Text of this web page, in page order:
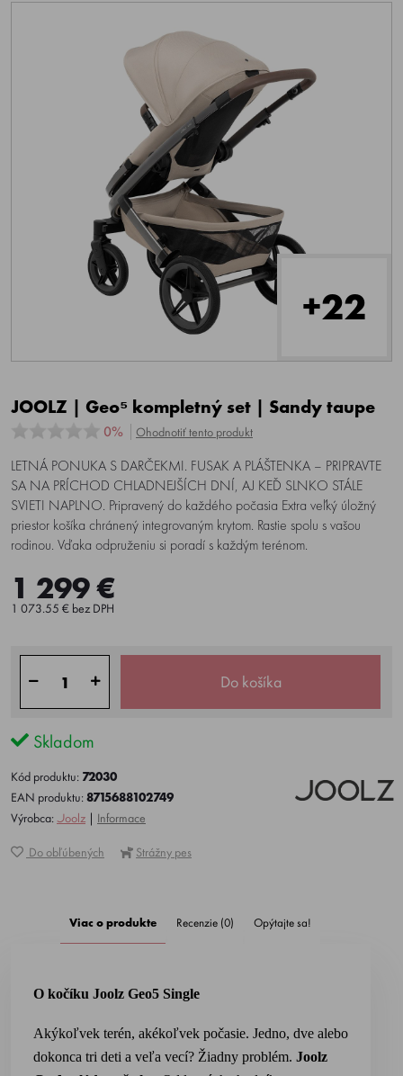
+22
JOOLZ | Geo⁵ kompletný set | Sandy taupe
0% Ohodnotiť tento produkt
LETNÁ PONUKA S DARČEKMI. FUSAK A PLÁŠTENKA – PRIPRAVTE
SA NA PRÍCHOD CHLADNEJŠÍCH DNÍ, AJ KEĎ SLNKO STÁLE
SVIETI NAPLNO. Pripravený do každého počasia Extra veľký úložný
priestor košíka chránený integrovaným krytom. Rastie spolu s vašou
rodinou. Vďaka odpruženiu si poradí s každým terénom.
1 299 €
1 073.55 € bez DPH
Do košíka
Skladom
Kód produktu: 72030
EAN produktu:8715688102749
Výrobca:Joolz | Informace
Do obľúbených Strážny pes
Viac o produkte Recenzie (0) Opýtajte sa!
O kočíku Joolz Geo5 Single
Akýkoľvek terén, akékoľvek počasie. Jedno, dve alebo
dokonca tri deti a veľa vecí? Žiadny problém. Joolz